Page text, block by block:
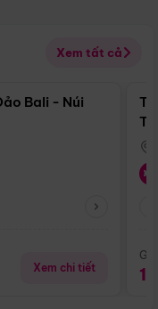
Xem tất cả
Điểm nổi bật
Bali - Núi
Xem chi tiết